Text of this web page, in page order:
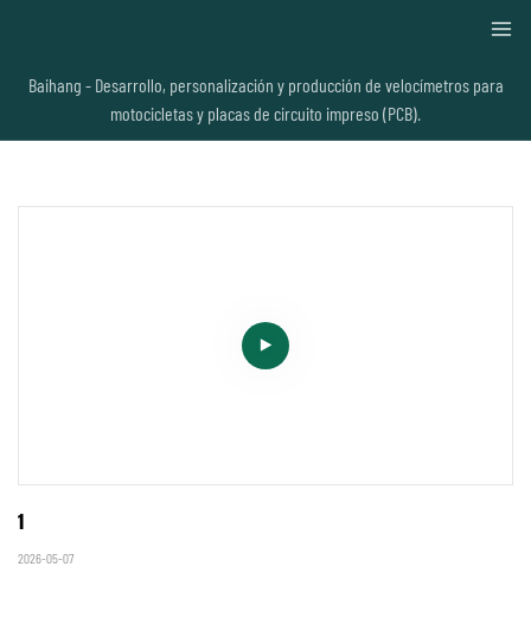
Baihang - Desarrollo, personalización y producción de velocímetros para
motocicletas y placas de circuito impreso (PCB).
1
2026-05-07